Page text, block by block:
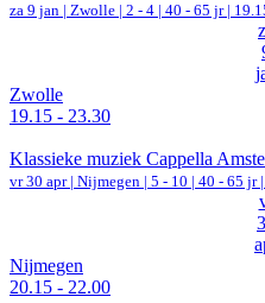
za 9 jan | Zwolle | 2 - 4 | 40 - 65 jr |
Zwolle
19.15 - 23.30
Klassieke muziek Cappella
vr 30 apr | Nijmegen | 5 - 10 | 40 - 65 jr |
Nijmegen
20.15 - 22.00